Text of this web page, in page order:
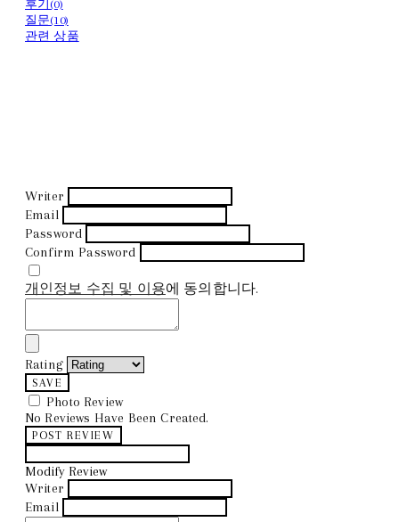
후기(0)
질문(10)
관련 상품
Writer
Email
Password
Confirm Password
개인정보 수집 및 이용에 동의합니다.
Rating
SAVE
Photo Review
No Reviews Have Been Created.
POST REVIEW
Modify Review
Writer
Email